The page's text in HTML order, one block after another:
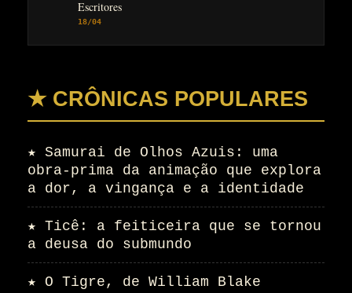
Escritores
18/04
★ CRÔNICAS POPULARES
★ Samurai de Olhos Azuis: uma
obra-prima da animação que explora
a dor, a vingança e a identidade
★ Ticê: a feiticeira que se tornou
a deusa do submundo
★ O Tigre, de William Blake